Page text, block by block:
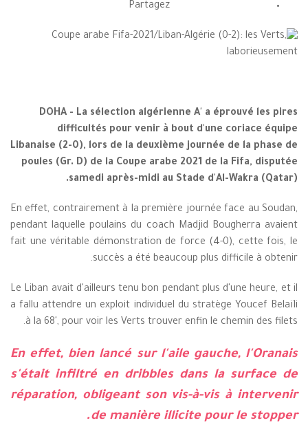
DOHA - La sélection algérienne A' a éprouvé les pires
difficultés pour venir à bout d'une coriace équipe
Libanaise (2-0), lors de la deuxième journée de la phase de
poules (Gr. D) de la Coupe arabe 2021 de la Fifa, disputée
samedi après-midi au Stade d'Al-Wakra (Qatar).
En effet, contrairement à la première journée face au Soudan,
pendant laquelle poulains du coach Madjid Bougherra avaient
fait une véritable démonstration de force (4-0), cette fois, le
succès a été beaucoup plus difficile à obtenir.
Le Liban avait d'ailleurs tenu bon pendant plus d'une heure, et il
a fallu attendre un exploit individuel du stratège Youcef Belaïli
à la 68', pour voir les Verts trouver enfin le chemin des filets.
En effet, bien lancé sur l'aile gauche, l'Oranais
s'était infiltré en dribbles dans la surface de
réparation, obligeant son vis-à-vis à intervenir
de manière illicite pour le stopper.